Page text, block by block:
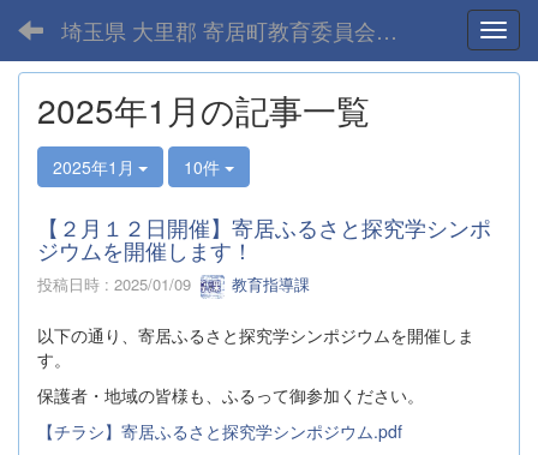
埼玉県 大里郡 寄居町教育委員会-home
2025年1月の記事一覧
2025年1月 10件
【２月１２日開催】寄居ふるさと探究学シンポ
ジウムを開催します！
投稿日時 : 2025/01/09 教育指導課
以下の通り、寄居ふるさと探究学シンポジウムを開催しま
す。
保護者・地域の皆様も、ふるって御参加ください。
【チラシ】寄居ふるさと探究学シンポジウム.pdf